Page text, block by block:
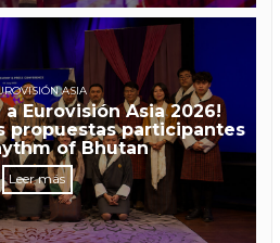
ASIA
a Eurovisión Asia 2026!
propuestas participantes
of Bhutan
Leer más